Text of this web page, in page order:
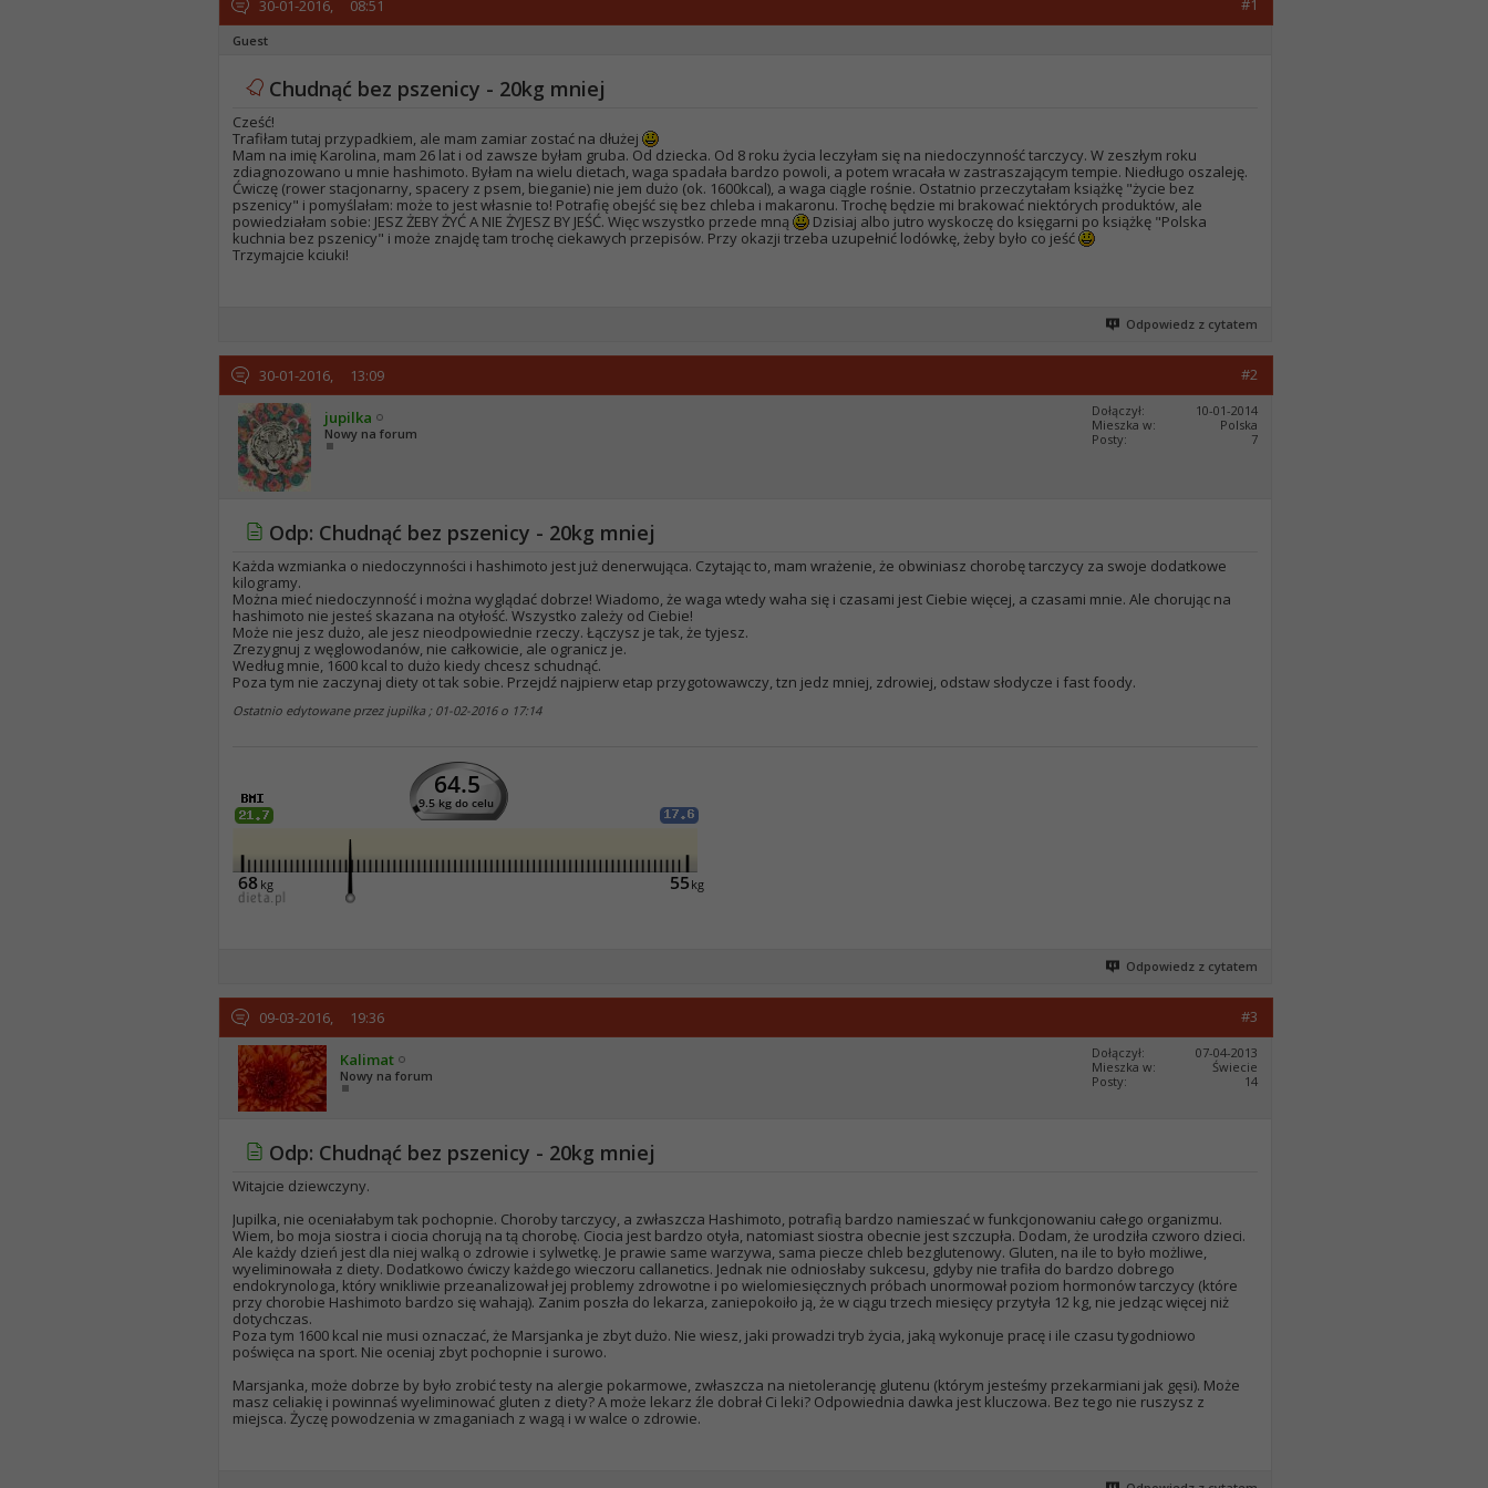
30-01-2016, 08:51 #1
Guest
Chudnąć bez pszenicy - 20kg mniej
Cześć!
Trafiłam tutaj przypadkiem, ale mam zamiar zostać na dłużej
Mam na imię Karolina, mam 26 lat i od zawsze byłam gruba. Od dziecka. Od 8 roku życia leczyłam się na niedoczynność tarczycy. W zeszłym roku
zdiagnozowano u mnie hashimoto. Byłam na wielu dietach, waga spadała bardzo powoli, a potem wracała w zastraszającym tempie. Niedługo oszaleję.
Ćwiczę (rower stacjonarny, spacery z psem, bieganie) nie jem dużo (ok. 1600kcal), a waga ciągle rośnie. Ostatnio przeczytałam książkę "życie bez
pszenicy" i pomyślałam: może to jest własnie to! Potrafię obejść się bez chleba i makaronu. Trochę będzie mi brakować niektórych produktów, ale
powiedziałam sobie: JESZ ŻEBY ŻYĆ A NIE ŻYJESZ BY JEŚĆ. Więc wszystko przede mną
Dzisiaj albo jutro wyskoczę do księgarni po książkę "Polska
kuchnia bez pszenicy" i może znajdę tam trochę ciekawych przepisów. Przy okazji trzeba uzupełnić lodówkę, żeby było co jeść
Trzymajcie kciuki!
Odpowiedz z cytatem
30-01-2016, 13:09 #2
jupilka
Nowy na forum
Dołączył
10-01-2014
Mieszka w
Polska
Posty
7
Odp: Chudnąć bez pszenicy - 20kg mniej
Każda wzmianka o niedoczynności i hashimoto jest już denerwująca. Czytając to, mam wrażenie, że obwiniasz chorobę tarczycy za swoje dodatkowe
kilogramy.
Można mieć niedoczynność i można wyglądać dobrze! Wiadomo, że waga wtedy waha się i czasami jest Ciebie więcej, a czasami mnie. Ale chorując na
hashimoto nie jesteś skazana na otyłość. Wszystko zależy od Ciebie!
Może nie jesz dużo, ale jesz nieodpowiednie rzeczy. Łączysz je tak, że tyjesz.
Zrezygnuj z węglowodanów, nie całkowicie, ale ogranicz je.
Według mnie, 1600 kcal to dużo kiedy chcesz schudnąć.
Poza tym nie zaczynaj diety ot tak sobie. Przejdź najpierw etap przygotowawczy, tzn jedz mniej, zdrowiej, odstaw słodycze i fast foody.
Ostatnio edytowane przez jupilka ; 01-02-2016 o 17:14
Odpowiedz z cytatem
09-03-2016, 19:36 #3
Kalimat
Nowy na forum
Dołączył
07-04-2013
Mieszka w
Świecie
Posty
14
Odp: Chudnąć bez pszenicy - 20kg mniej
Witajcie dziewczyny.
Jupilka, nie oceniałabym tak pochopnie. Choroby tarczycy, a zwłaszcza Hashimoto, potrafią bardzo namieszać w funkcjonowaniu całego organizmu.
Wiem, bo moja siostra i ciocia chorują na tą chorobę. Ciocia jest bardzo otyła, natomiast siostra obecnie jest szczupła. Dodam, że urodziła czworo dzieci.
Ale każdy dzień jest dla niej walką o zdrowie i sylwetkę. Je prawie same warzywa, sama piecze chleb bezglutenowy. Gluten, na ile to było możliwe,
wyeliminowała z diety. Dodatkowo ćwiczy każdego wieczoru callanetics. Jednak nie odniosłaby sukcesu, gdyby nie trafiła do bardzo dobrego
endokrynologa, który wnikliwie przeanalizował jej problemy zdrowotne i po wielomiesięcznych próbach unormował poziom hormonów tarczycy (które
przy chorobie Hashimoto bardzo się wahają). Zanim poszła do lekarza, zaniepokoiło ją, że w ciągu trzech miesięcy przytyła 12 kg, nie jedząc więcej niż
dotychczas.
Poza tym 1600 kcal nie musi oznaczać, że Marsjanka je zbyt dużo. Nie wiesz, jaki prowadzi tryb życia, jaką wykonuje pracę i ile czasu tygodniowo
poświęca na sport. Nie oceniaj zbyt pochopnie i surowo.
Marsjanka, może dobrze by było zrobić testy na alergie pokarmowe, zwłaszcza na nietolerancję glutenu (którym jesteśmy przekarmiani jak gęsi). Może
masz celiakię i powinnaś wyeliminować gluten z diety? A może lekarz źle dobrał Ci leki? Odpowiednia dawka jest kluczowa. Bez tego nie ruszysz z
miejsca. Życzę powodzenia w zmaganiach z wagą i w walce o zdrowie.